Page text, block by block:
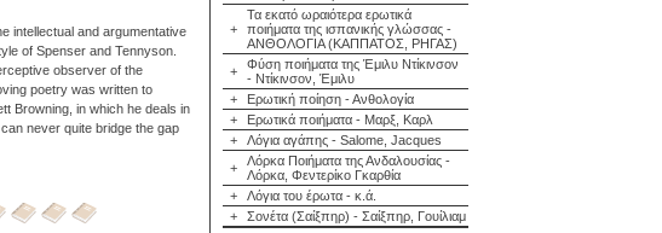
intellectual and argumentative
of Spenser and Tennyson.
observer of the
poetry was written to
Browning, in which he deals in
never quite bridge the gap
+
Τα εκατό ωραιότερα ερωτικά
ποιήματα της ισπανικής γλώσσας -
ΑΝΘΟΛΟΓΙΑ (ΚΑΠΠΑΤΟΣ, ΡΗΓΑΣ)
+
Φύση ποιήματα της Έμιλυ Ντίκινσον
- Ντίκινσον, Έμιλυ
+
Ερωτική ποίηση - Ανθολογία
+
Ερωτικά ποιήματα - Μαρξ, Καρλ
+
Λόγια αγάπης - Salome, Jacques
+
Λόρκα Ποιήματα της Ανδαλουσίας -
Λόρκα, Φεντερίκο Γκαρθία
+
Λόγια του έρωτα - κ.ά.
+
Σονέτα (Σαίξπηρ) - Σαίξπηρ, Γουίλιαμ